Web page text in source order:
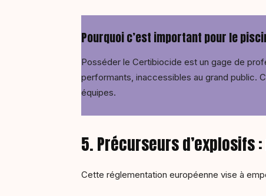
Pourquoi c’est important pour le
Posséder le Certibiocide est un gage de
performants, inaccessibles au grand public.
équipes.
5. Précurseurs
Cette réglementation européenne vise à